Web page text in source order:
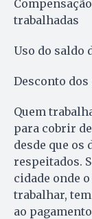
trabalhadas
Uso do saldo
Desconto
Quem
para cobrir
desde que
respeitados.
cidade onde
trabalhar,
ao